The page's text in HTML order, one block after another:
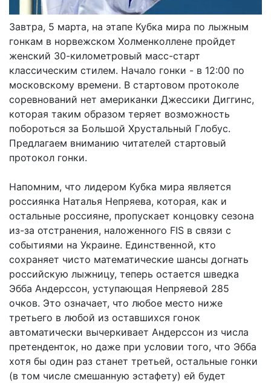
Завтра, 5 марта, на этапе Кубка мира по лыжным
гонкам в норвежском Холменколлене пройдет
женский 30-километровый масс-старт
классическим стилем. Начало гонки - в 12:00 по
московскому времени. В стартовом протоколе
соревнований нет американки Джессики Диггинс,
которая таким образом теряет возможность
побороться за Большой Хрустальный Глобус.
Предлагаем вниманию читателей стартовый
протокол гонки.
Напомним, что лидером Кубка мира является
россиянка Наталья Непряева, которая, как и
остальные россияне, пропускает концовку сезона
из-за отстранения, наложенного FIS в связи с
событиями на Украине. Единственной, кто
сохраняет чисто математические шансы догнать
российскую лыжницу, теперь остается шведка
Эбба Андерссон, уступающая Непряевой 285
очков. Это означает, что любое место ниже
третьего в любой из оставшихся гонок
автоматически вычеркивает Андерссон из числа
претенденток, но даже при условии того, что Эбба
хотя бы один раз станет третьей, остальные гонки
(в том числе смешанную эстафету) ей будет